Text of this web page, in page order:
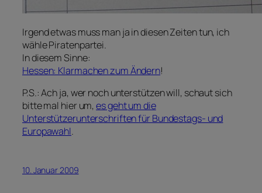
Irgend etwas muss man ja in diesen Zeiten tun, ich
wähle Piratenpartei.
In diesem Sinne:
Hessen: Klarmachen zum Ändern!
P.S.: Ach ja, wer noch unterstützen will, schaut sich
bitte mal hier um,es geht um die
Unterstützerunterschriften für Bundestags- und
Europawahl.
10. Januar 2009